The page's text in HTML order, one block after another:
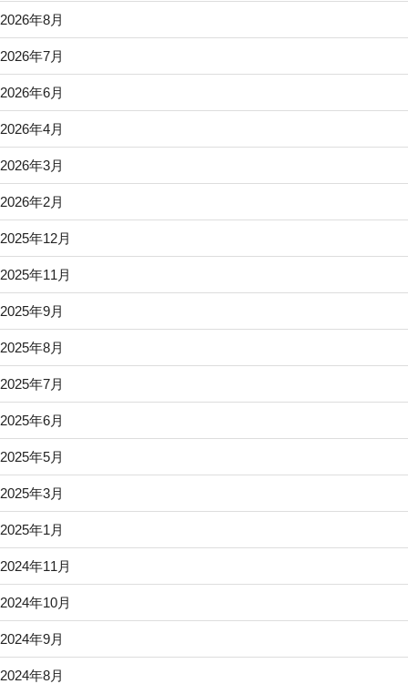
2026年8月
2026年7月
2026年6月
2026年4月
2026年3月
2026年2月
2025年12月
2025年11月
2025年9月
2025年8月
2025年7月
2025年6月
2025年5月
2025年3月
2025年1月
2024年11月
2024年10月
2024年9月
2024年8月